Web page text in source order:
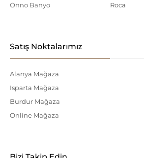
Onno Banyo
Roca
Satış Noktalarımız
Alanya Mağaza
Isparta Mağaza
Burdur Mağaza
Online Mağaza